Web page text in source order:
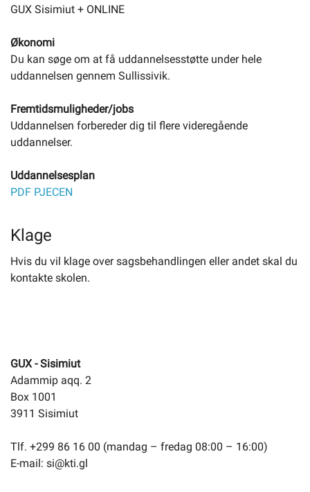
GUX Sisimiut + ONLINE
Økonomi
Du kan søge om at få uddannelsesstøtte under hele
uddannelsen gennem Sullissivik.
Fremtidsmuligheder/jobs
Uddannelsen forbereder dig til flere videregående
uddannelser.
Uddannelsesplan
PDF PJECEN
Klage
Hvis du vil klage over sagsbehandlingen eller andet skal du
kontakte skolen.
GUX - Sisimiut
Adammip aqq. 2
Box 1001
3911 Sisimiut
Tlf. +299 86 16 00 (mandag – fredag 08:00 – 16:00)
E-mail: si@kti.gl